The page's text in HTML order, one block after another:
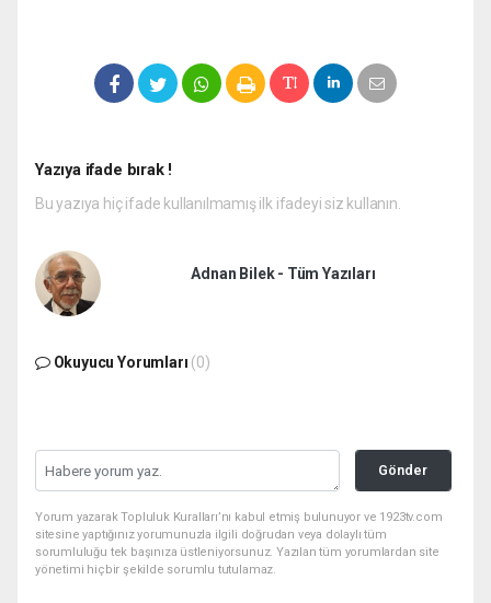
Yazıya ifade bırak !
Bu yazıya hiç ifade kullanılmamış ilk ifadeyi siz kullanın.
Adnan Bilek - Tüm Yazıları
Okuyucu Yorumları (0)
Gönder
Yorum yazarak Topluluk Kuralları’nı kabul etmiş bulunuyor ve 1923tv.com
sitesine yaptığınız yorumunuzla ilgili doğrudan veya dolaylı tüm
sorumluluğu tek başınıza üstleniyorsunuz. Yazılan tüm yorumlardan site
yönetimi hiçbir şekilde sorumlu tutulamaz.